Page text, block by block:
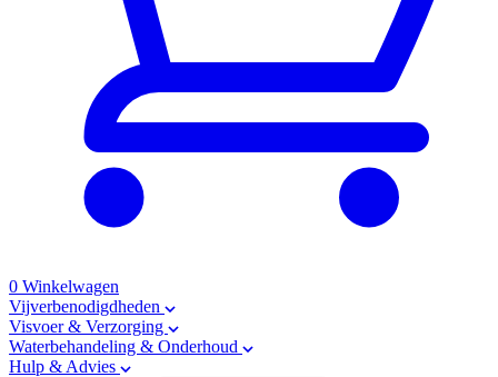
0 Winkelwagen
Vijverbenodigdheden
Visvoer & Verzorging
Waterbehandeling & Onderhoud
Hulp & Advies